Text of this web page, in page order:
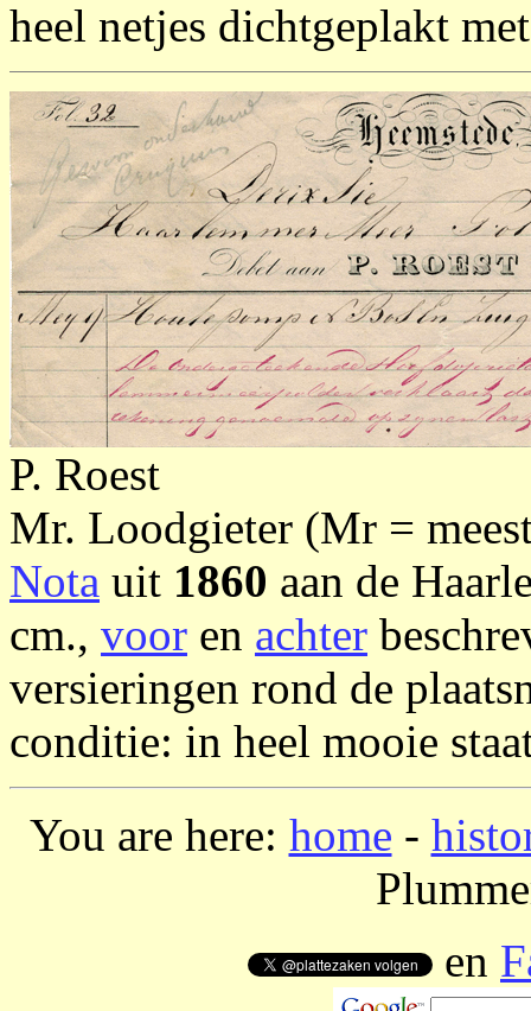
heel netjes dichtgeplakt
P. Roest
Mr. Loodgieter (Mr =
Nota uit 1860 aan de
cm., voor en achter
versieringen rond de
conditie: in heel mooie
You are here: home -
en